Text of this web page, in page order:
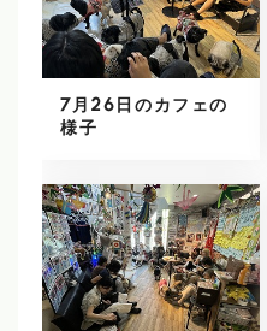
7月26日のカフェの
様子